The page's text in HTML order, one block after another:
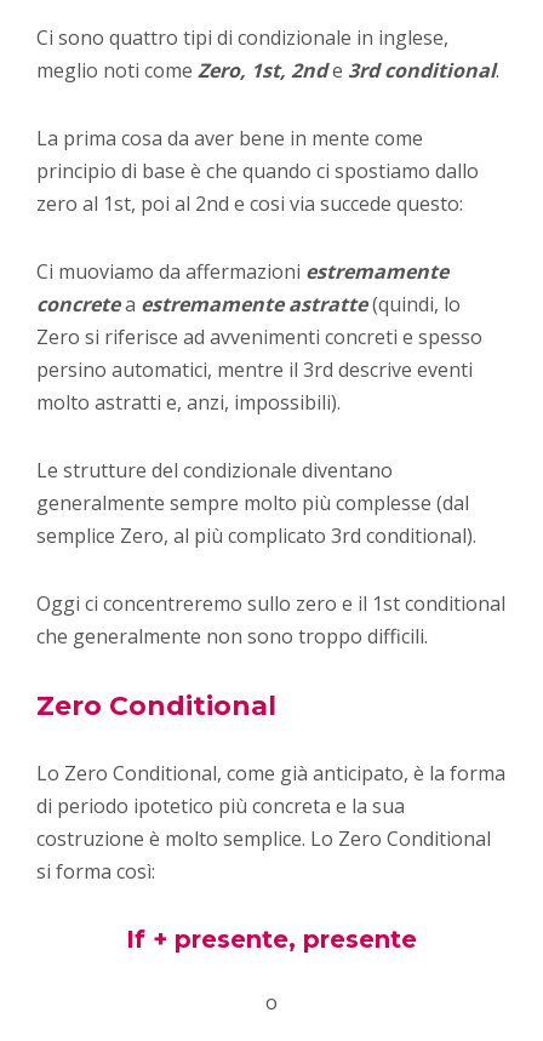
Ci sono quattro tipi di condizionale in inglese,
meglio noti come Zero, 1st, 2nde 3rd conditional.
La prima cosa da aver bene in mente come
principio di base è che quando ci spostiamo dallo
zero al 1st, poi al 2nd e cosi via succede questo:
Ci muoviamo da affermazioni estremamente
concretea estremamente astratte(quindi, lo
Zero si riferisce ad avvenimenti concreti e spesso
persino automatici, mentre il 3rd descrive eventi
molto astratti e, anzi, impossibili).
Le strutture del condizionale diventano
generalmente sempre molto più complesse (dal
semplice Zero, al più complicato 3rd conditional).
Oggi ci concentreremo sullo zero e il 1st conditional
che generalmente non sono troppo difficili.
Zero Conditional
Lo Zero Conditional, come già anticipato, è la forma
di periodo ipotetico più concreta e la sua
costruzione è molto semplice. Lo Zero Conditional
si forma così:
If + presente, presente
o